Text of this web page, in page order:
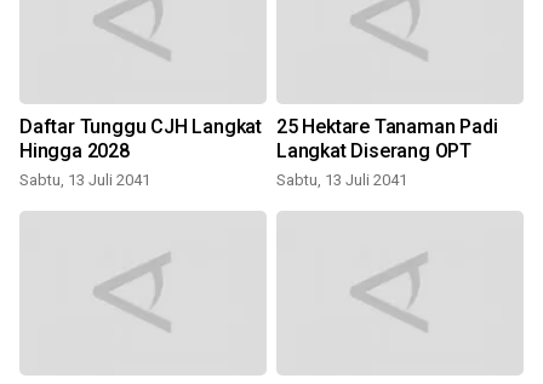
Daftar Tunggu CJH Langkat
Hingga 2028
Sabtu, 13 Juli 2041
25 Hektare Tanaman Padi
Langkat Diserang OPT
Sabtu, 13 Juli 2041